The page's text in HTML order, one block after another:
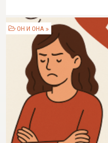
ОН И ОНА